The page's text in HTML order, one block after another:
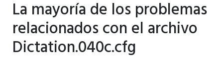
La mayoría de los problemas
relacionados con el archivo
Dictation.040c.cfg